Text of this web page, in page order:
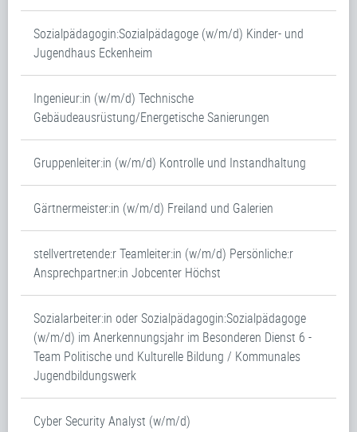
Sozialpädagogin:Sozialpädagoge (w/m/d) Kinder- und
Jugendhaus Eckenheim
Ingenieur:in (w/m/d) Technische
Gebäudeausrüstung/Energetische Sanierungen
Gruppenleiter:in (w/m/d) Kontrolle und Instandhaltung
Gärtnermeister:in (w/m/d) Freiland und Galerien
stellvertretende:r Teamleiter:in (w/m/d) Persönliche:r
Ansprechpartner:in Jobcenter Höchst
Sozialarbeiter:in oder Sozialpädagogin:Sozialpädagoge
(w/m/d) im Anerkennungsjahr im Besonderen Dienst 6 -
Team Politische und Kulturelle Bildung / Kommunales
Jugendbildungswerk
Cyber Security Analyst (w/m/d)